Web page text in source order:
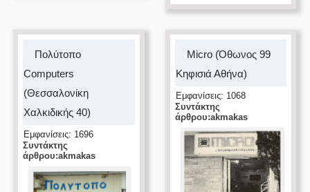
Πολύτοπο
Computers
(Θεσσαλονίκη
Χαλκιδικής 40)
Εμφανίσεις: 1696
Συντάκτης
άρθρου:akmakas
Micro (Όθωνος 99
Κηφισιά Αθήνα)
Εμφανίσεις: 1068
Συντάκτης
άρθρου:akmakas